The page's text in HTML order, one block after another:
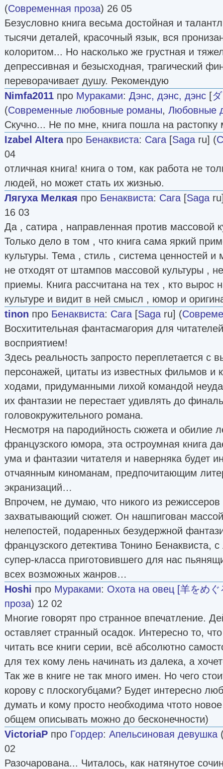
(Современная проза) 26 05
Безусловно книга весьма достойная и
тысячи деталей, красочный язык, вся
колоритом... Но насколько же грустная и
депрессивная и безысходная, трагический
переворачивает душу. Рекомендую
Nimfa2011 про Мураками: Дэнс, дэнс, дэнс [
(Современные любовные романы, Любовные
Скучно... Не по мне, книга пошла на растопку
Izabel Alteraпро Бенаквиста: Сага [Saga ru] (
04
отличная книга! книга о том, как работа не
людей, но может стать их жизнью.
Лягуха Мелкая про Бенаквиста: Сага [Saga
16 03
Да , сатира , направленная против массовой
Только дело в том , что книга сама яркий
культуры. Тема , стиль , система ценностей и
не отходят от штампов массовой культуры ,
приемы. Книга рассчитана на тех , кто вырос
культуре и видит в ней смысл , юмор и
tinon про Бенаквиста: Сага [Saga ru] (
Восхитительная фантасмагория для
восприятием!
Здесь реальность запросто переплетается с
персонажей, цитаты из известных фильмов и
ходами, придуманными лихой командой
их фантазии не перестает удивлять до
головокружительного романа.
Несмотря на пародийность сюжета и обилие
французского юмора, эта остроумная книга
ума и фантазии читателя и наверняка будет
отчаянным киноманам, предпочитающим
экранизаций…
Впрочем, не думаю, что никого из режиссеров
захватывающий сюжет. Он нашпигован
нелепостей, подаренных безудержной
французского детектива Тонино Бенаквиста,
супер-класса приготовившего для нас
всех возможных жанров…
Hoshi про Мураками: Охота на овец [羊をめぐ
проза) 12 02
Многие говорят про странное впечатление.
оставляет странный осадок. Интересно то,
читать все книги серии, всё абсолютно
для тех кому лень начинать из далека, а
Так же в книге не так много имен. Но чего
корову с плоскогубцами? Будет интересно
думать и кому просто необходима чтото
общем описывать можно до бесконечности)
VictoriaP про Гордер: Апельсиновая девушка
02
Разочарована... Читалось, как натянутое